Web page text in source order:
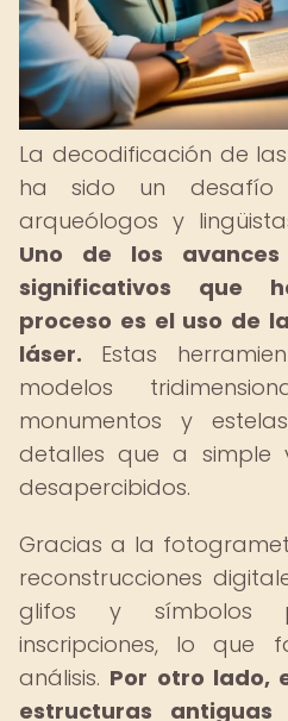
La decodificación de
ha sido un desafío
arqueólogos y
Uno de los
significativos que
proceso es el uso de
láser. Estas
modelos
monumentos y
detalles que a simple
desapercibidos.
Gracias a la
reconstrucciones
glifos y símbolos
inscripciones, lo que
análisis. Por otro lado,
estructuras